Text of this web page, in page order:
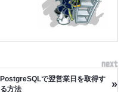
PostgreSQLで翌営業日を取得す
る方法
»